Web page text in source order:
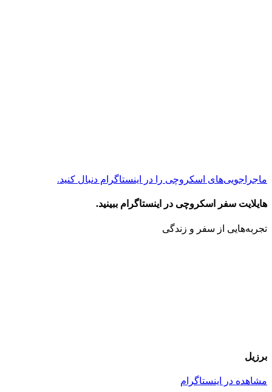
ماجراجویی‌های اسکروچی را در اینستاگرام دنبال کنید.
هایلایت سفر اسکروچی در اینستاگرام ببینید.
تجربه‌هایی از سفر و زندگی
برزیل
مشاهده در اینستاگرام